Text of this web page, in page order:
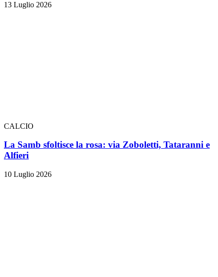
13 Luglio 2026
CALCIO
La Samb sfoltisce la rosa: via Zoboletti, Tataranni e
Alfieri
10 Luglio 2026